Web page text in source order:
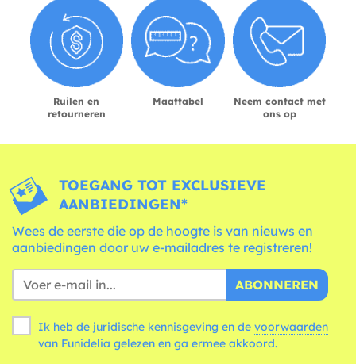
Ruilen en
retourneren
Maattabel
Neem contact met
ons op
TOEGANG TOT EXCLUSIEVE
AANBIEDINGEN*
Wees de eerste die op de hoogte is van nieuws en
aanbiedingen door uw e-mailadres te registreren!
ABONNEREN
Ik heb de juridische kennisgeving en de voorwaarden
van Funidelia gelezen en ga ermee akkoord.